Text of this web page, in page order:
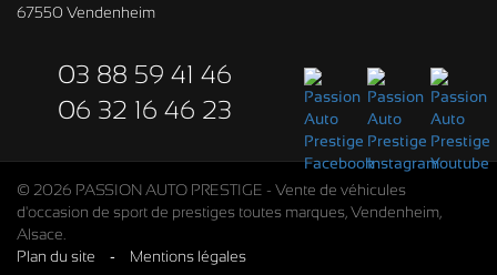
67550 Vendenheim
03 88 59 41 46
06 32 16 46 23
© 2026 PASSION AUTO PRESTIGE - Vente de véhicules
d'occasion de sport de prestiges toutes marques, Vendenheim,
Alsace.
Plan du site
- Mentions légales